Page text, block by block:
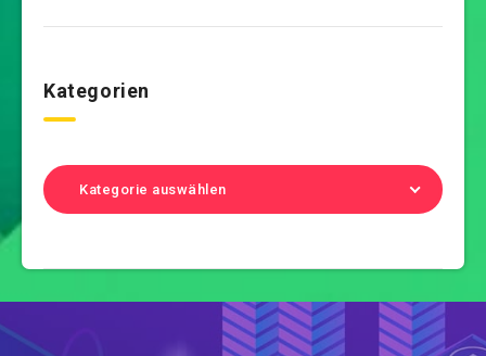
Kategorien
Kategorie auswählen